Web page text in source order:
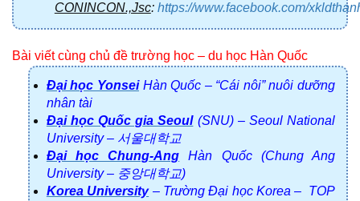
CONINCON.,Jsc: https://www.facebook.com/
Bài viết cùng chủ đề trường học – du học Hàn Quốc
Đại học YonseiHàn Quốc – “Cái nôi” nuôi dưỡng
nhân tài
Đại học Quốc gia Seoul(SNU) – Seoul National
University – 서울대학교
Đại học Chung-Ang Hàn Quốc (Chung Ang
University – 중앙대학교)
Korea University– Trường Đại học Korea – TOP